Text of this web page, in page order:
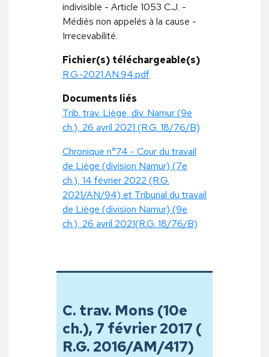
indivisible - Article 1053 C.J. -
Médiés non appelés à la cause -
Irrecevabilité.
Fichier(s) téléchargeable(s)
R.G.-2021.AN.94.pdf
Documents liés
Trib. trav. Liège, div. Namur (9e
ch.), 26 avril 2021 (R.G. 18/76/B)
Chronique n°74 - Cour du travail
de Liège (division Namur) (7e
ch.), 14 février 2022 (R.G.
2021/AN/94) et Tribunal du travail
de Liège (division Namur) (9e
ch.), 26 avril 2021(R.G. 18/76/B)
C. trav. Mons (10e
ch.), 7 février 2017 (
R.G. 2016/AM/417)